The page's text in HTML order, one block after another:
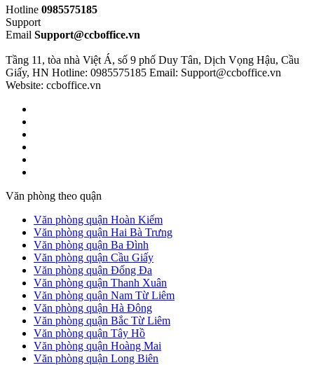
Hotline 0985575185
Support
Email Support@ccboffice.vn
Tầng 11, tòa nhà Việt Á, số 9 phố Duy Tân, Dịch Vọng Hậu, Cầu
Giấy, HN Hotline: 0985575185 Email: Support@ccboffice.vn
Website: ccboffice.vn
Văn phòng theo quận
Văn phòng quận Hoàn Kiếm
Văn phòng quận Hai Bà Trưng
Văn phòng quận Ba Đình
Văn phòng quận Cầu Giấy
Văn phòng quận Đống Đa
Văn phòng quận Thanh Xuân
Văn phòng quận Nam Từ Liêm
Văn phòng quận Hà Đông
Văn phòng quận Bắc Từ Liêm
Văn phòng quận Tây Hồ
Văn phòng quận Hoàng Mai
Văn phòng quận Long Biên